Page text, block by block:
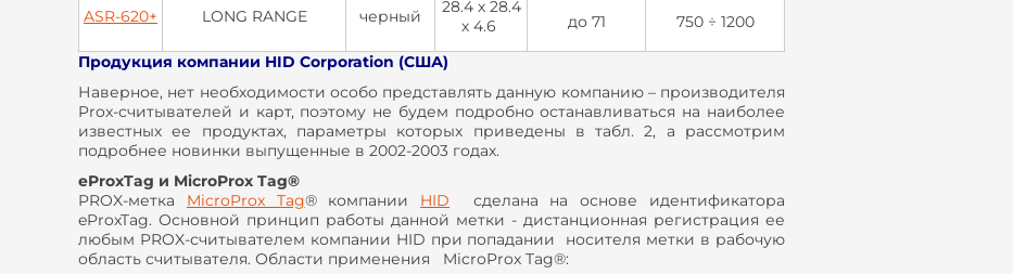
ASR-620+ LONG RANGE черный
28.4 х 28.4
х 4.6
до 71 750 ÷ 1200
Продукция компании HID Corporation (США)
Наверное, нет необходимости особо представлять данную компанию – производителя
Prox-считывателей и карт, поэтому не будем подробно останавливаться на наиболее
известных ее продуктах, параметры которых приведены в табл. 2, а рассмотрим
подробнее новинки выпущенные в 2002-2003 годах.
eProxTag и MicroProx Tag®
PROX-метка MicroProx Tag® компании HID сделана на основе идентификатора
eProxTag. Основной принцип работы данной метки - дистанционная регистрация ее
любым PROX-считывателем компании HID при попадании носителя метки в рабочую
область считывателя. Области применения MicroProx Tag®: